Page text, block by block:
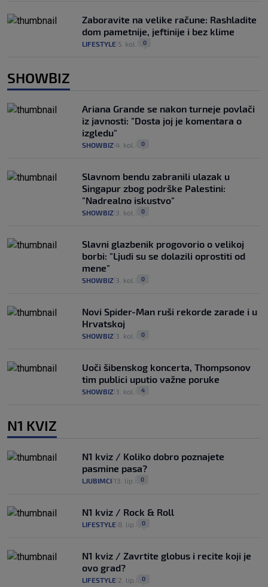
Zaboravite na velike račune: Rashladite
dom pametnije, jeftinije i bez klime
LIFESTYLE 5. kol. 0
SHOWBIZ
Ariana Grande se nakon turneje povlači
iz javnosti: "Dosta joj je komentara o
izgledu"
SHOWBIZ 4. kol. 0
Slavnom bendu zabranili ulazak u
Singapur zbog podrške Palestini:
"Nadrealno iskustvo"
SHOWBIZ 3. kol. 0
Slavni glazbenik progovorio o velikoj
borbi: "Ljudi su se dolazili oprostiti od
mene"
SHOWBIZ 3. kol. 0
Novi Spider-Man ruši rekorde zarade i u
Hrvatskoj
SHOWBIZ 3. kol. 0
Uoči šibenskog koncerta, Thompsonov
tim publici uputio važne poruke
SHOWBIZ 3. kol. 4
N1 KVIZ
N1 kviz / Koliko dobro poznajete
pasmine pasa?
LJUBIMCI 13. lip. 0
N1 kviz / Rock & Roll
LIFESTYLE 8. lip. 0
N1 kviz / Zavrtite globus i recite koji je
ovo grad?
LIFESTYLE 2. lip. 0